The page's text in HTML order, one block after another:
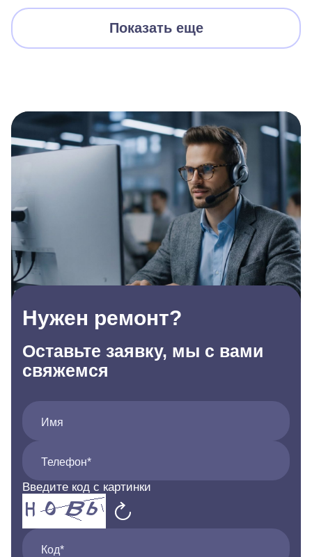
Показать еще
Нужен ремонт?
Оставьте заявку, мы с вами
свяжемся
Имя
Телефон*
Введите код с картинки
Код*